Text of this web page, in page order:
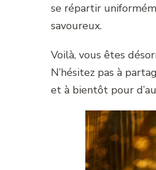
se répartir
savoureux.
Voilà, vous êtes
N’hésitez pas à
et à bientôt pour